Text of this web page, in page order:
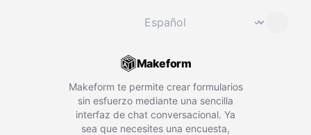
⌄
Makeform
Makeform te permite crear formularios
sin esfuerzo mediante una sencilla
interfaz de chat conversacional. Ya
sea que necesites una encuesta,